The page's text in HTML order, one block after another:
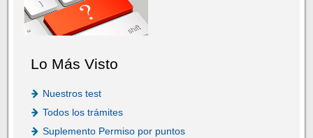
Lo Más Visto
Nuestros test
Todos los trámites
Suplemento Permiso por puntos